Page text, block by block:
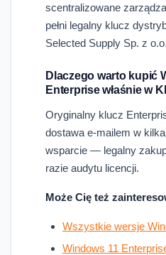
scentralizowane
pełni legalny klucz
Selected Supply Sp. z o.o.
Dlaczego warto kupić
Enterprise właśnie w
Oryginalny klucz
dostawa e-mailem w
wsparcie — legalny
razie audytu licencji.
Może Cię też
Wszystkie wersje
Windows 11